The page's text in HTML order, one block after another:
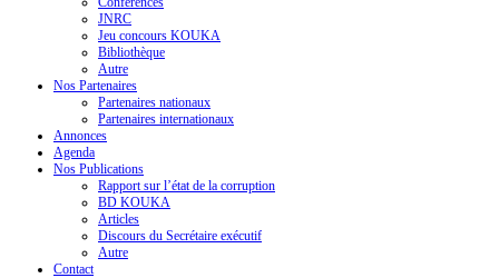
JNRC
Jeu concours KOUKA
Bibliothèque
Autre
Nos Partenaires
Partenaires nationaux
Partenaires internationaux
Annonces
Agenda
Nos Publications
Rapport sur l’état de la corruption
BD KOUKA
Articles
Discours du Secrétaire exécutif
Autre
Contact